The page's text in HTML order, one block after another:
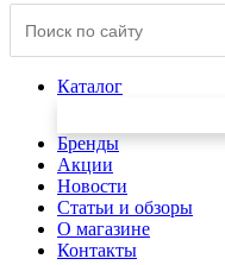
Каталог
Бренды
Акции
Новости
Статьи и обзоры
О магазине
Контакты